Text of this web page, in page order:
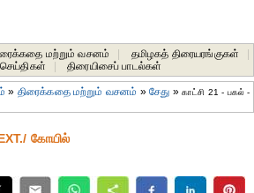
மற்றும் வசனம் தமிழகத் திரையரங்குகள்
செய்திகள்
திரையிசைப் பாடல்கள்
» திரைக்கதை மற்றும் வசனம் »சேது » காட்சி 21 - பகல் -
கோயில்